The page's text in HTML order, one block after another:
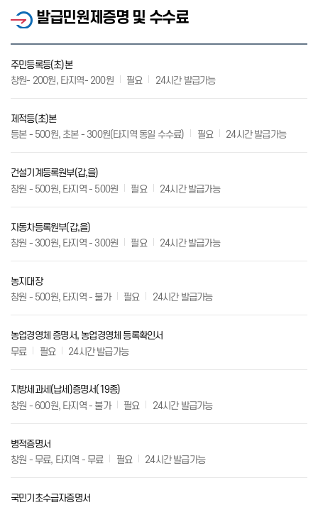
발급민원제증명 및 수수료
주민등록등(초)본
창원- 200원, 타지역- 200원
필요 24시간 발급가능
제적등(초)본
등본 - 500원, 초본 - 300원(타지역 동일 수수료)
필요 24시간 발급가능
건설기계등록원부(갑,을)
창원 - 500원, 타지역 - 500원
필요 24시간 발급가능
자동차등록원부(갑,을)
창원 - 300원, 타지역 - 300원
필요 24시간 발급가능
농지대장
창원 - 500원, 타지역 - 불가
필요 24시간 발급가능
농업경영체 증명서, 농업경영체 등록확인서
무료
필요 24시간 발급가능
지방세과세(납세)증명서(19종)
창원 - 600원, 타지역 - 불가
필요 24시간 발급가능
병적증명서
창원 - 무료, 타지역 - 무료
필요 24시간 발급가능
국민기초수급자증명서